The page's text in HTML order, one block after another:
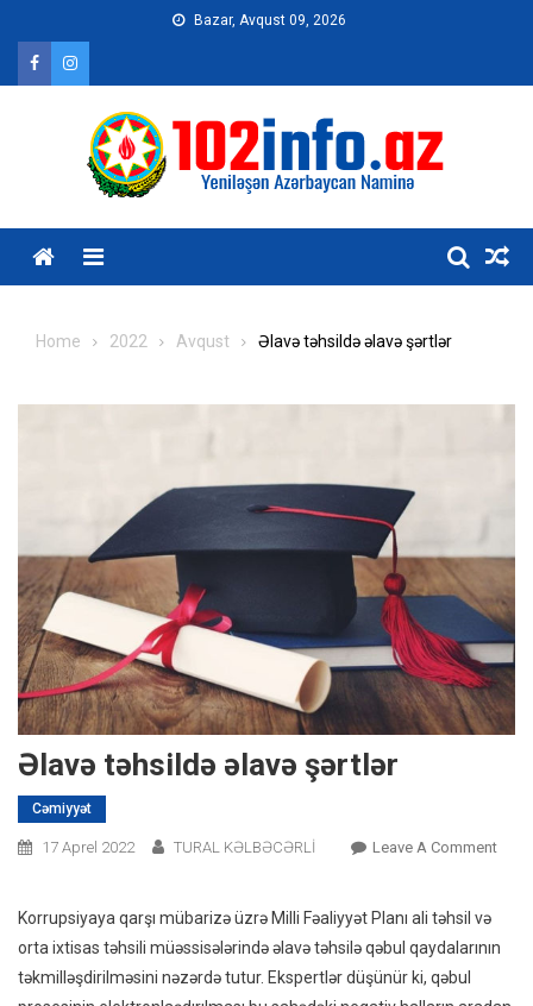
content
Bazar, Avqust 09, 2026
Home 2022 Avqust Əlavə təhsildə əlavə şərtlər
Əlavə təhsildə əlavə şərtlər
Cəmiyyət
17 Aprel 2022 TURAL KƏLBƏCƏRLİ Leave A CommentOn
Korrupsiyaya qarşı mübarizə üzrə Milli Fəaliyyət Planı ali təhsil və
orta ixtisas təhsili müəssisələrində əlavə təhsilə qəbul qaydalarının
təkmilləşdirilməsini nəzərdə tutur. Ekspertlər düşünür ki, qəbul